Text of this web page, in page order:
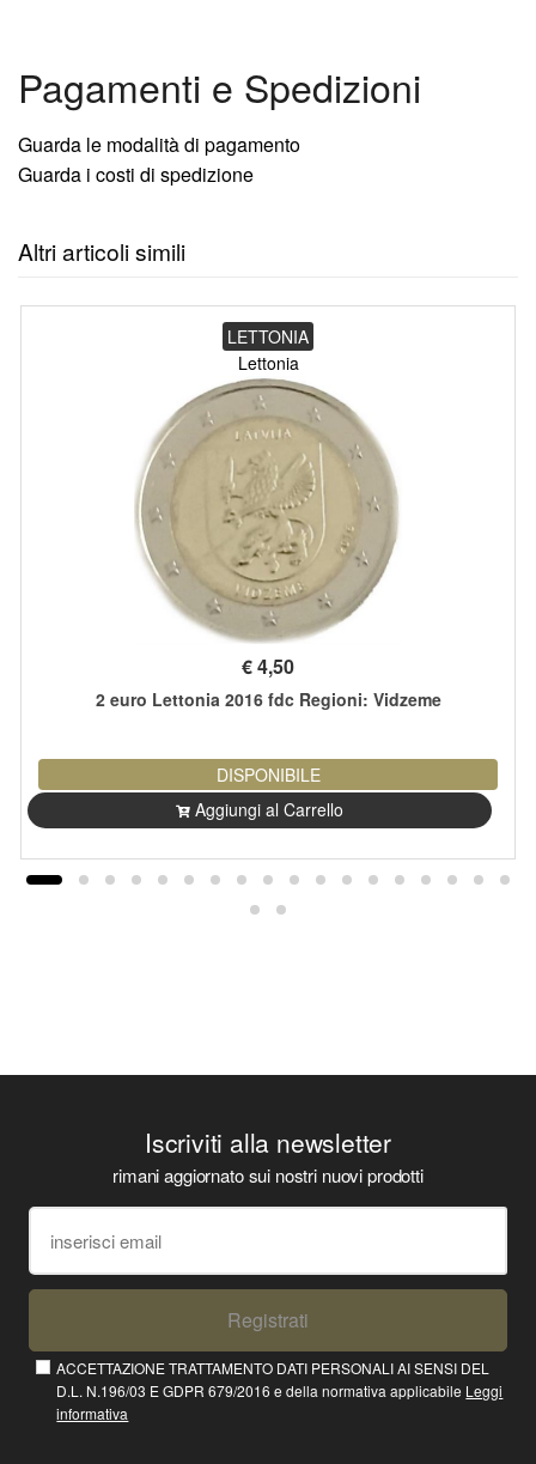
Pagamenti e Spedizioni
Guarda le modalità di pagamento
Guarda i costi di spedizione
Altri articoli simili
LETTONIA
Lettonia
€4,50
2 euro Lettonia 2016 fdc Regioni: Vidzeme
DISPONIBILE
Aggiungi al Carrello
Iscriviti alla newsletter
rimani aggiornato sui nostri nuovi prodotti
Registrati
ACCETTAZIONE TRATTAMENTO DATI PERSONALI AI SENSI DEL
D.L. N.196/03 E GDPR 679/2016 e della normativa applicabile Leggi
informativa